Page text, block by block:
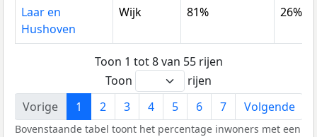
Laar en
Hushoven
Wijk 81% 26%
Toon 1 tot 8 van 55 rijen
Toon
rijen
Vorige
1 2 3 4 5 6 7 Volgende
Bovenstaande tabel toont het percentage inwoners met een